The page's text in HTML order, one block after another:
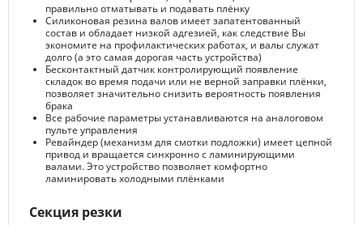
правильно отматывать и подавать плёнку
Силиконовая резина валов имеет запатентованный
состав и обладает низкой адгезией, как следствие Вы
экономите на профилактических работах, и валы служат
долго (а это самая дорогая часть устройства)
Бесконтактный датчик контролирующий появление
складок во время подачи или не верной заправки плёнки,
позволяет значительно снизить вероятность появления
брака
Все рабочие параметры устанавливаются на аналоговом
пульте управления
Ревайндер (механизм для смотки подложки) имеет цепной
привод и вращается синхронно с ламинирующими
валами. Это устройство позволяет комфортно
ламинировать холодными плёнками
Секция резки